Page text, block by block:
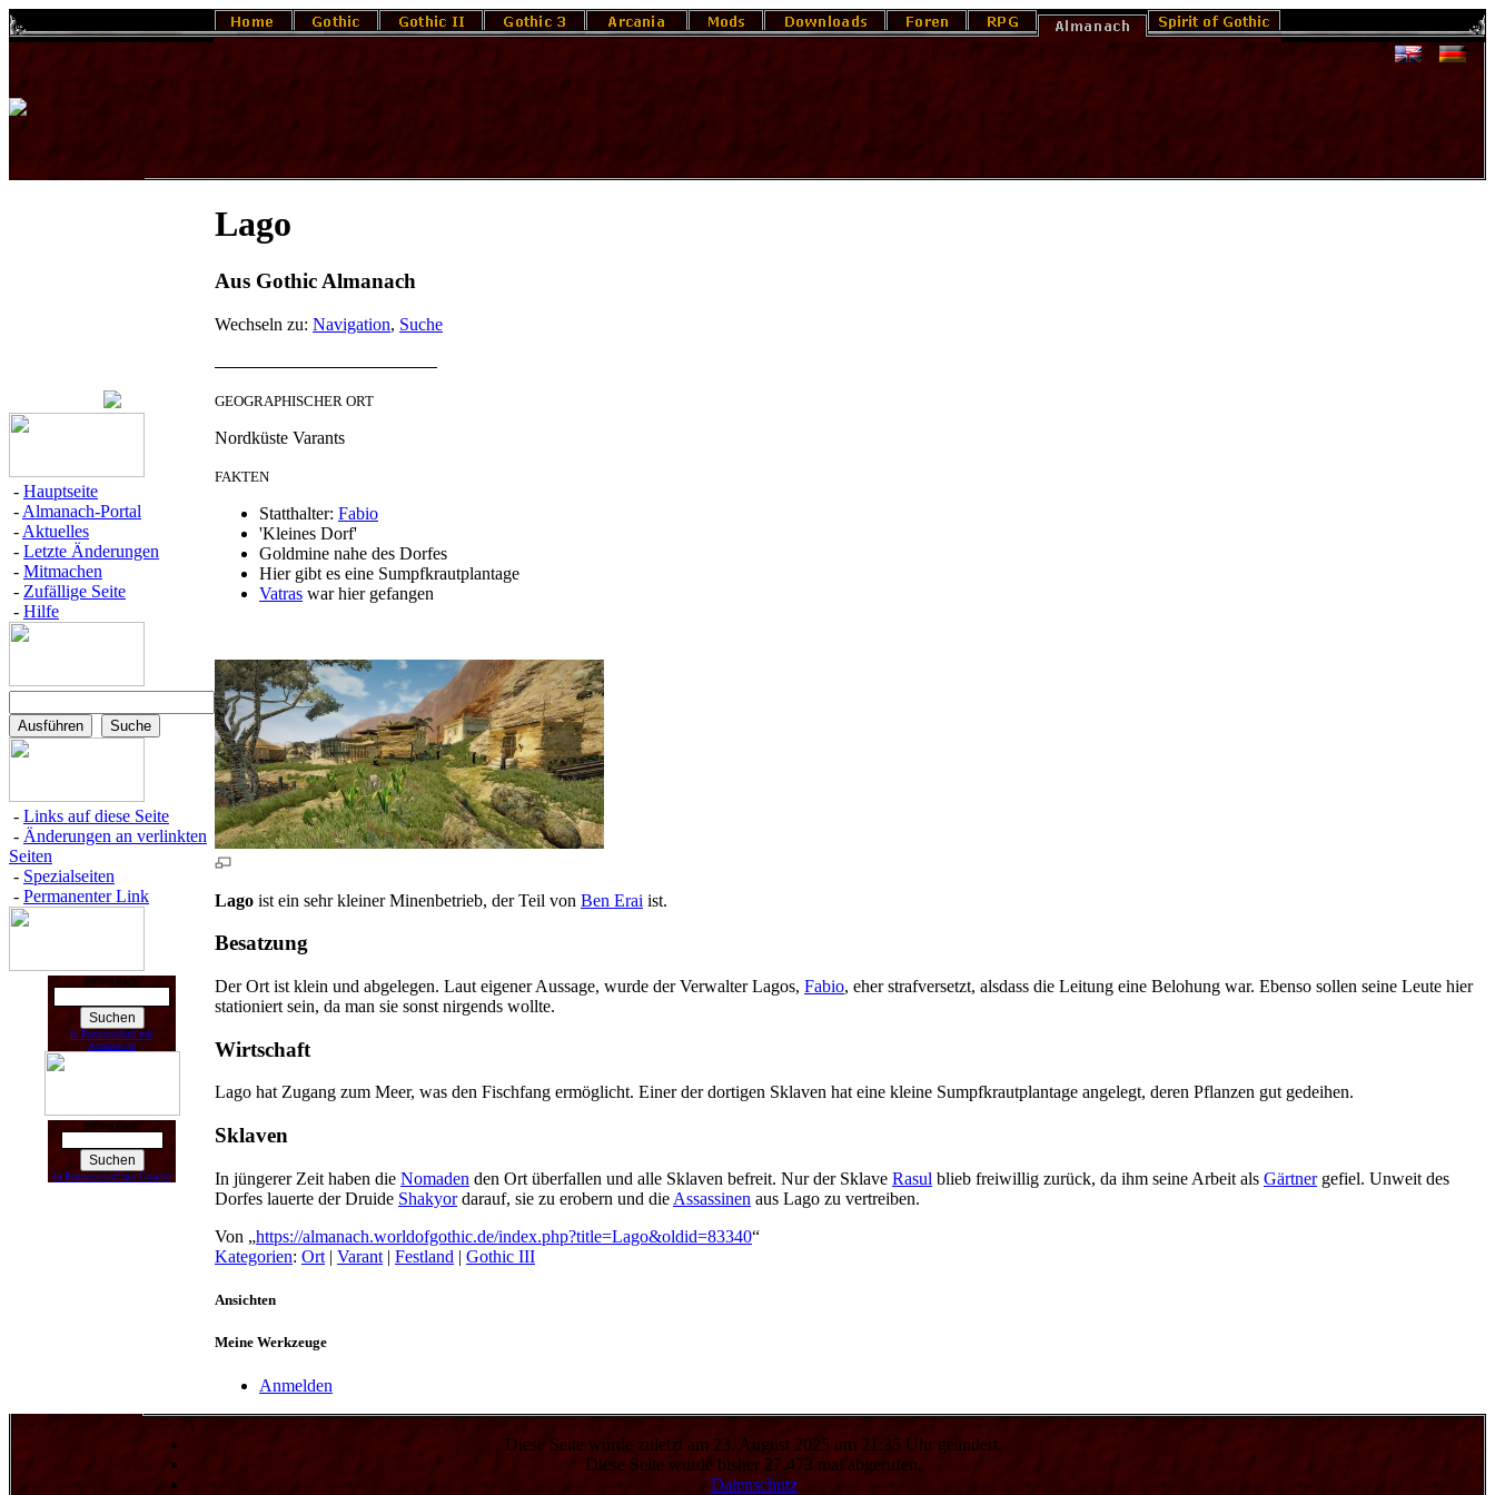
- Hauptseite
- Almanach-Portal
- Aktuelles
- Letzte Änderungen
- Mitmachen
- Zufällige Seite
- Hilfe
- Links auf diese Seite
- Änderungen an verlinkten
Seiten
- Spezialseiten
- Permanenter Link
Suchen nach:
In Partnerschaft mit
Amazon.de
Suchen nach:
In Partnerschaft mit Google
Lago
Aus Gothic Almanach
Wechseln zu: Navigation, Suche
GEO­GRA­PHI­SCHER ORT
Nord­küs­te Va­rants
FAK­TEN
Statt­hal­ter: Fa­bio
'Klei­nes Dorf'
Gold­mi­ne nahe des Dor­fes
Hier gibt es eine Sumpf­kraut­plan­ta­ge
Vat­ras war hier ge­fan­gen
Lago ist ein sehr kleiner Minenbetrieb, der Teil von Ben Erai ist.
Besatzung
Der Ort ist klein und abgelegen. Laut eigener Aussage, wurde der Verwalter Lagos, Fabio, eher strafversetzt, alsdass die Leitung eine Belohung war. Ebenso sollen seine Leute hier
stationiert sein, da man sie sonst nirgends wollte.
Wirtschaft
Lago hat Zugang zum Meer, was den Fischfang ermöglicht. Einer der dortigen Sklaven hat eine kleine Sumpfkrautplantage angelegt, deren Pflanzen gut gedeihen.
Sklaven
In jüngerer Zeit haben die Nomaden den Ort überfallen und alle Sklaven befreit. Nur der Sklave Rasul blieb freiwillig zurück, da ihm seine Arbeit als Gärtnergefiel. Unweit des
Dorfes lauerte der Druide Shakyordarauf, sie zu erobern und die Assassinen aus Lago zu vertreiben.
Von „https://almanach.worldofgothic.de/index.php?title=Lago&oldid=83340“
Kategorien: Ort | Varant | Festland | Gothic III
Ansichten
Meine Werkzeuge
Anmelden
Diese Seite wurde zuletzt am 23. August 2025 um 21:35 Uhr geändert.
Diese Seite wurde bisher 27.473 mal abgerufen.
Datenschutz